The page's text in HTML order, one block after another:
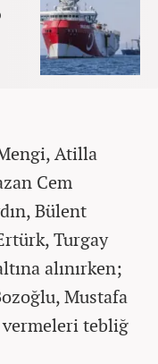
Atilla
Cem
Bülent
Turgay
alınırken;
Mustafa
vermeleri tebliğ